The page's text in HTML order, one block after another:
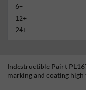
6+
12+
24+
Indestructible Paint
marking and coating high